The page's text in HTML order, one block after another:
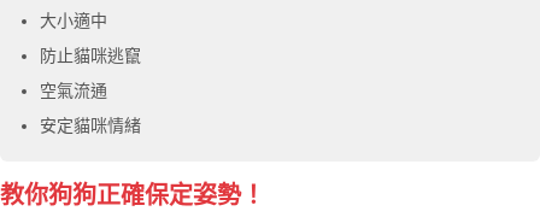
大小適中
防止貓咪逃竄
空氣流通
安定貓咪情緒
教你狗狗正確保定姿勢！